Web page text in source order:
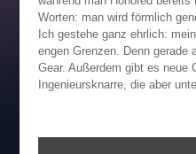
Worten: man wird förmlich
Ich gestehe ganz ehrlich:
engen Grenzen. Denn gerade
Gear. Außerdem gibt es neue
Ingenieursknarre, die aber